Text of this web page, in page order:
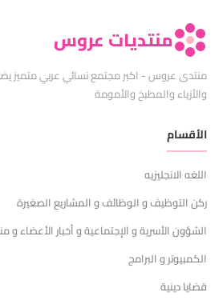
منتديات عروس
منتدى عروس - اكبر مجتمع نسائي عربي متميز
والأزياء والمطبخ والأمومة
الأقسام
اللغه الانجليزيه
ركن التوظيف و الوظائف و المشاريع الصغيرة
الشؤون الأسرية و الإجتماعية و أخبار الأعضاء و
الكمبيوتر و البرامج
قضايا دينية